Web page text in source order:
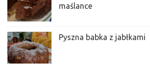
maślance
Pyszna babka z jabłkami